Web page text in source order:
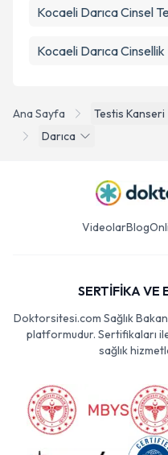
Ana Sayfa Testis Kanseri
Darıca
Kocaeli Darıca Cinsel
Kocaeli Darıca Cinsellik
VideolarBlog
SERTİFİKA VE
Doktorsitesi.com Sağlık
platformudur. Sertifikaları
sağlık